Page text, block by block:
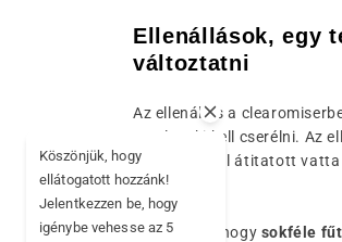
Ellenállások, egy
változtatni
Az ellenállás a
amelyet ki kell cserélni. Az
e-folyadékkal átitatott vatta
ellenállást.
Látni fogja, hogy sokféle
Köszönjük, hogy
ellátogatott hozzánk!
Jelentkezzen be, hogy
igénybe vehesse az 5